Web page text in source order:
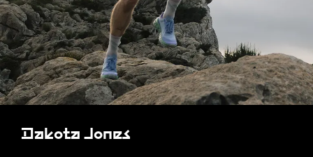
Dakota Jones